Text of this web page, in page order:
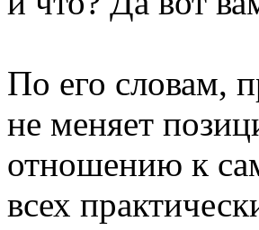
По его словам,
не меняет
отношению к
всех